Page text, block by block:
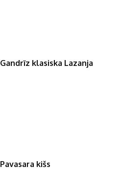
Gandrīz klasiska Lazanja
Pavasara kišs